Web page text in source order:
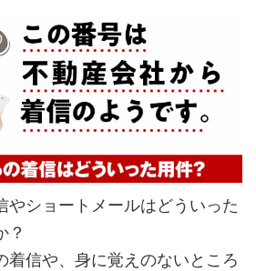
やショートメールはどういった
？
着信や、身に覚えのないところ